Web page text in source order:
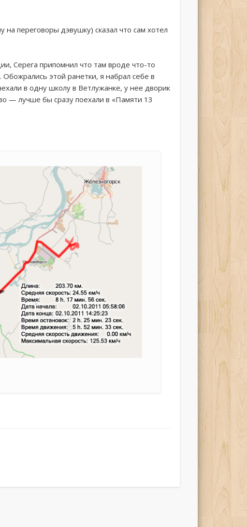
переговоры дэвушку) сказал что сам хотел
Серега припомнил что там вроде что-то
этой ранетки, я набрал себе в
в одну школу в Ветлужанке, у нее дворик
— лучше бы сразу поехали в «Памяти 13